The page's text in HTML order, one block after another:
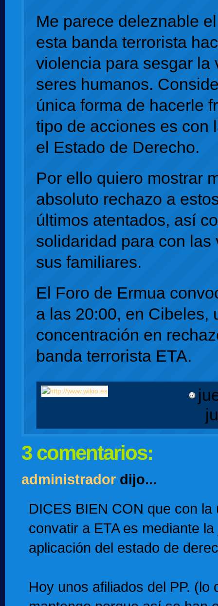
Me parece deleznable
esta banda terrorista
violencia para sesgar la
seres humanos.
única forma de hacerle
tipo de acciones es con
el Estado de Derecho.
Por ello quiero mostrar
absoluto rechazo a
últimos atentados, así
solidaridad para con las
sus familiares.
El Foro de Ermua
a las 20:00, en Cibeles,
concentración en
banda terrorista ETA.
3 comentarios:
administradordijo...
DICES BIEN CON que con la
convatir a ETA es mediante
aplicación del estado de
Hoy unos afiliados del PP. (lo